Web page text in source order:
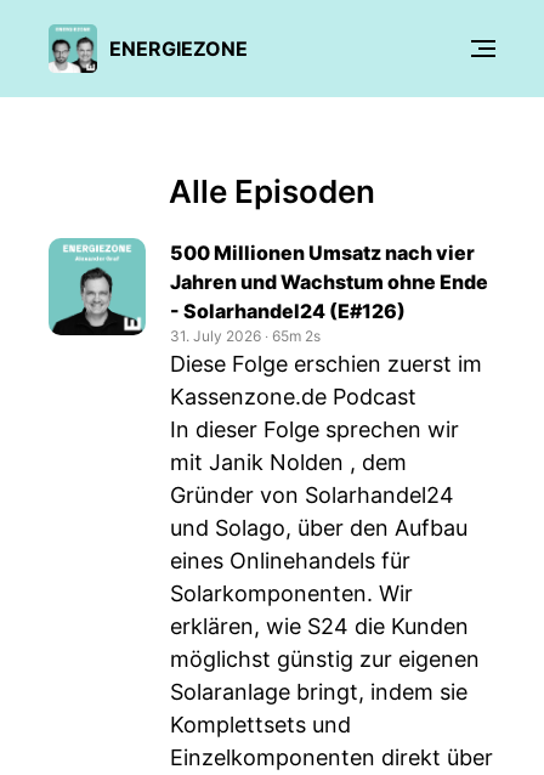
ENERGIEZONE
Alle Episoden
500 Millionen Umsatz nach vier
Jahren und Wachstum ohne Ende
- Solarhandel24 (E#126)
31. July 2026 ‧ 65m 2s
Diese Folge erschien zuerst im
Kassenzone.de Podcast
In dieser Folge sprechen wir
mit Janik Nolden , dem
Gründer von Solarhandel24
und Solago, über den Aufbau
eines Onlinehandels für
Solarkomponenten. Wir
erklären, wie S24 die Kunden
möglichst günstig zur eigenen
Solaranlage bringt, indem sie
Komplettsets und
Einzelkomponenten direkt über